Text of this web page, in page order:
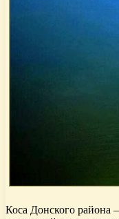
Коса Донского района